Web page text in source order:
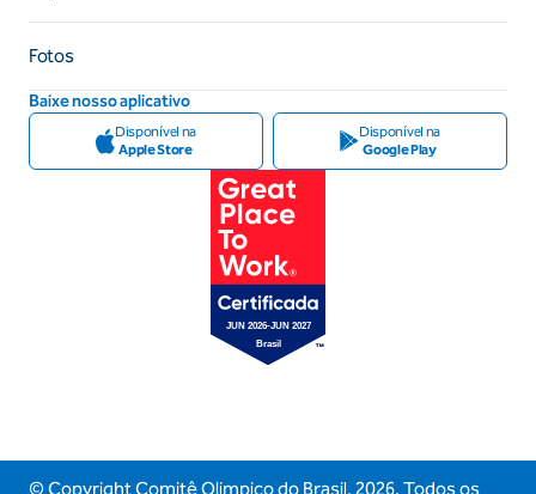
Fotos
Baixe nosso aplicativo
Disponível na
Apple Store
Disponível na
Google Play
© Copyright Comitê Olimpico do Brasil, 2026. Todos os